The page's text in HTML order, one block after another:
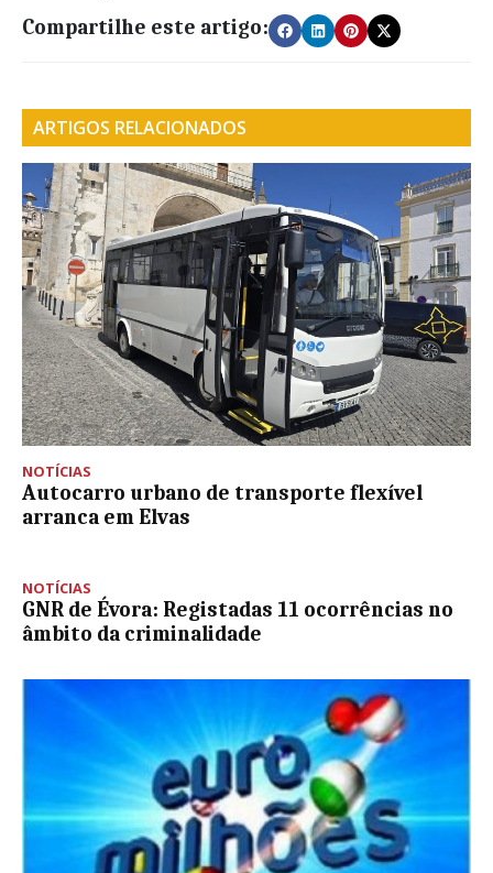
Compartilhe este artigo:
ARTIGOS RELACIONADOS
NOTÍCIAS
Autocarro urbano de transporte flexível
arranca em Elvas
NOTÍCIAS
GNR de Évora: Registadas 11 ocorrências no
âmbito da criminalidade